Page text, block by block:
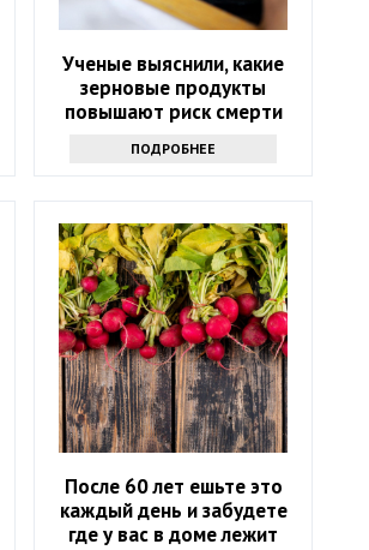
Ученые выяснили, какие
зерновые продукты
повышают риск смерти
ПОДРОБНЕЕ
После 60 лет ешьте это
каждый день и забудете
где у вас в доме лежит